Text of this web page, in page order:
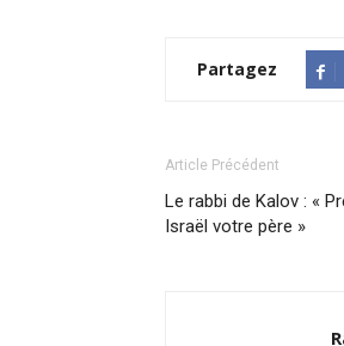
Partagez
Article Précédent
Le rabbi de Kalov : «
Israël votre père »